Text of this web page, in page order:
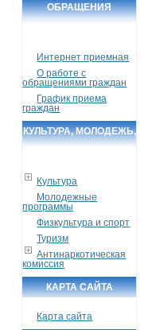
ОБРАЩЕНИЯ
Интернет приемная
О работе с
обращениями граждан
График приема
граждан
КУЛЬТУРА, МОЛОДЕЖЬ,
Культура
Молодежные
программы
Физкультура и спорт
Туризм
Антинаркотическая
комиссия
КАРТА САЙТА
Карта сайта